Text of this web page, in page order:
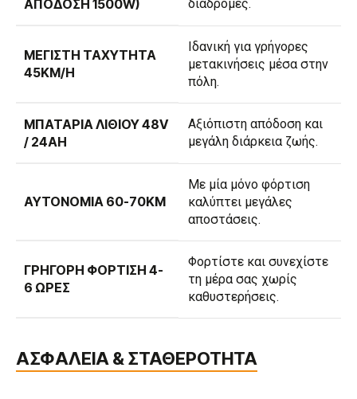
ΑΠΌΔΟΣΗ 1500W)
διαδρομές.
ΜΈΓΙΣΤΗ ΤΑΧΎΤΗΤΑ
45KM/H
Ιδανική για γρήγορες
μετακινήσεις μέσα στην
πόλη.
ΜΠΑΤΑΡΊΑ ΛΙΘΊΟΥ 48V
/ 24AH
Αξιόπιστη απόδοση και
μεγάλη διάρκεια ζωής.
ΑΥΤΟΝΟΜΊΑ 60-70KM
Με μία μόνο φόρτιση
καλύπτει μεγάλες
αποστάσεις.
ΓΡΉΓΟΡΗ ΦΌΡΤΙΣΗ 4-
6 ΏΡΕΣ
Φορτίστε και συνεχίστε
τη μέρα σας χωρίς
καθυστερήσεις.
ΑΣΦΑΛΕΙΑ & ΣΤΑΘΕΡΟΤΗΤΑ